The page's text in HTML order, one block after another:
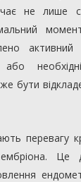
не лише
активний
бути
перевагу
Це